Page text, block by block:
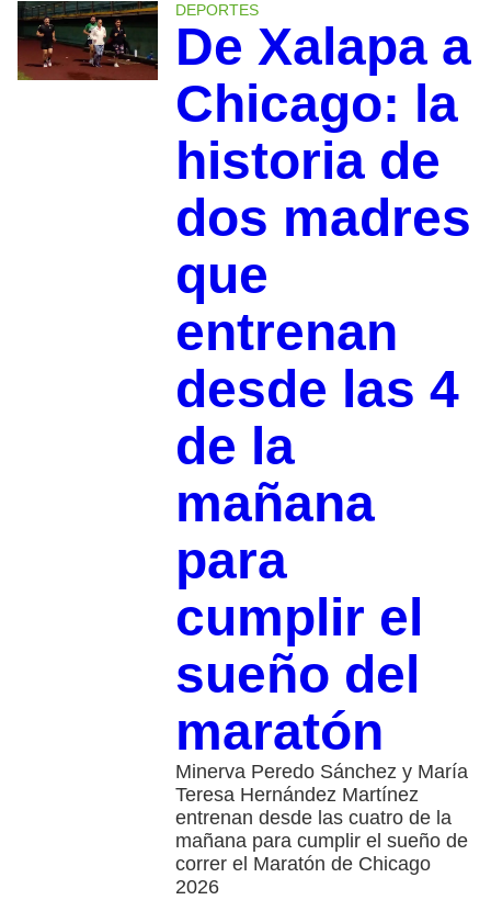
DEPORTES
De Xalapa a
Chicago: la
historia de
dos madres
que
entrenan
desde las 4
de la
mañana
para
cumplir el
sueño del
maratón
Minerva Peredo Sánchez y María
Teresa Hernández Martínez
entrenan desde las cuatro de la
mañana para cumplir el sueño de
correr el Maratón de Chicago
2026